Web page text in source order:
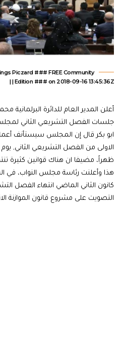
Piczard ### FREE Community
Edition ### on 2018-09-16 13:45:36Z | |
أعلن المدير العام للدائرة البرلمانية
جلسات الفصل التشريعي الثاني
ابو بكر قال إن المجلس سيستأنف
الاولى من الفصل التشريعي الثاني,
ظهراً، مضيفا ان هناك قوانين كثيرة
هذا وأعلنت رئاسة مجلس النواب،
كانون الثاني الماضي انتهاء الفصل
التصويت على مشروع قانون الموازنة